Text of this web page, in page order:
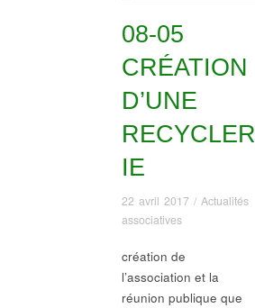
08-05
CRÉATION
D’UNE
RECYCLER
IE
22 avril 2017/ Actualités
associatives
création de
l’association et la
réunion publique que